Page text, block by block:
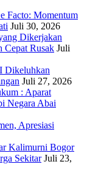
Facto: Momentum
Juli 30, 2026
Dikerjakan
Cepat Rusak Juli
Dikeluhkan
Juli 27, 2026
: Aparat
Negara Abai
Apresiasi
Kalimurni Bogor
Sekitar Juli 23,